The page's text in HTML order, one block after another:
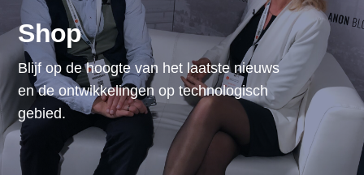
Shop
Blijf op de hoogte van het laatste nieuws
en de ontwikkelingen op technologisch
gebied.